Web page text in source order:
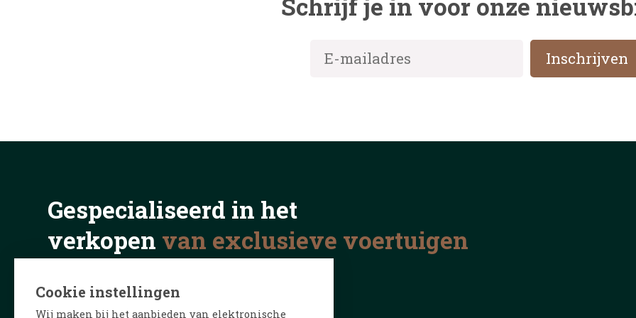
Schrijf je in voor onze
Gespecialiseerd in het
verkopen van exclusieve voertuigen
Cookie instellingen
Wij maken bij het aanbieden van elektronische